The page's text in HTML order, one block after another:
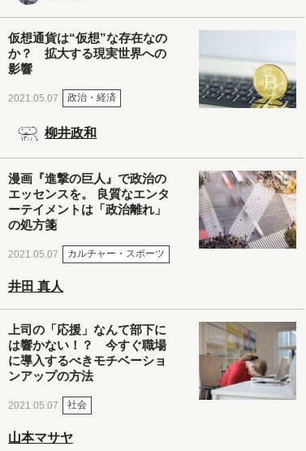
仮想通貨は“仮想”な存在なの
か？ 拡大する現実世界への
影響
2021.05.07 政治・経済
柳井政和
漫画『進撃の巨人』で政治の
エッセンスを。 良質なエンタ
ーテイメントは「政治離れ」
の処方箋
2021.05.07 カルチャー・スポーツ
井田 真人
上司の「応援」なんて部下に
は響かない！？ 今すぐ職場
に導入するべきモチベーショ
ンアップの方法
2021.05.07 社会
山本マサヤ